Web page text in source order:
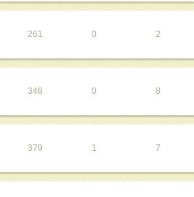
261 0 2
346 0 8
379 1 7